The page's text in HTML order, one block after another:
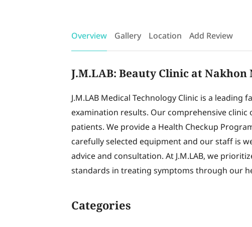
Overview Gallery Location Add Review
J.M.LAB: Beauty Clinic at Nakhon
J.M.LAB Medical Technology Clinic is a
examination results. Our comprehensive
patients. We provide a Health Checkup
carefully selected equipment and our staff is
advice and consultation. At J.M.LAB, we
standards in treating symptoms through our
Categories